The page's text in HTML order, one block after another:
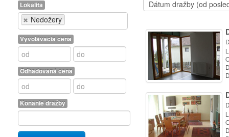
Lokalita
Nedožery
Lokalita
Vyvolávacia cena
Odhadovaná cena
Konanie dražby